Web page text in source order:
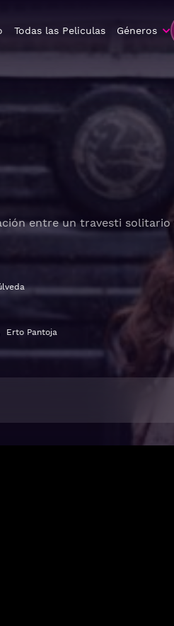
Todas las Peliculas Géneros
entre un travesti
Erto Pantoja